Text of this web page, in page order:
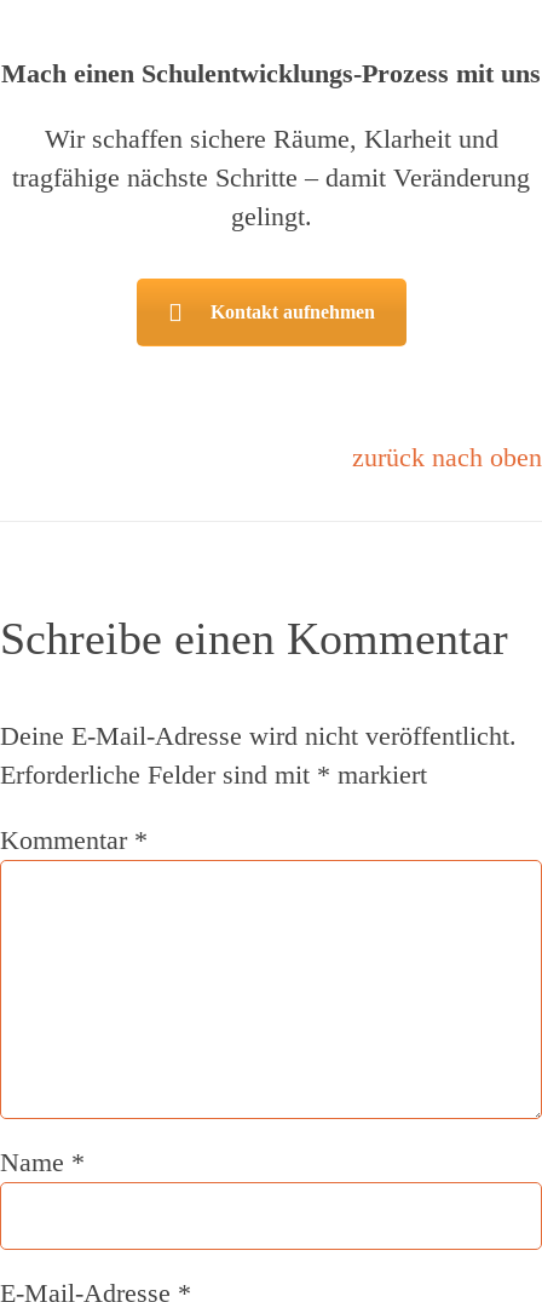
Mach einen Schulentwicklungs-Prozess mit uns
Wir schaffen sichere Räume, Klarheit und
tragfähige nächste Schritte – damit Veränderung
gelingt.
Kontakt aufnehmen
zurück nach oben
Schreibe einen Kommentar
Deine E-Mail-Adresse wird nicht veröffentlicht.
Erforderliche Felder sind mit * markiert
Kommentar *
Name *
E-Mail-Adresse *